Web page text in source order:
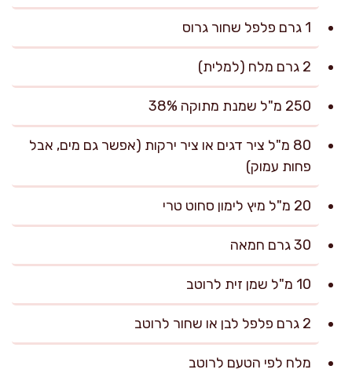
1 גרם פלפל שחור גרוס
2 גרם מלח (למלית)
250 מ"ל שמנת מתוקה 38%
80 מ"ל ציר דגים או ציר ירקות (אפשר גם מים, אבל
פחות עמוק)
20 מ"ל מיץ לימון סחוט טרי
30 גרם חמאה
10 מ"ל שמן זית לרוטב
2 גרם פלפל לבן או שחור לרוטב
מלח לפי הטעם לרוטב